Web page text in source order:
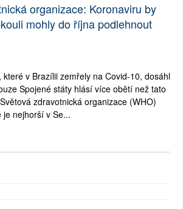
organizace: Koronaviru by
mohly do října podlehnout
v Brazílii zemřely na Covid-10, dosáhl
Spojené státy hlásí více obětí než tato
zdravotnická organizace (WHO)
nejhorší v Se...